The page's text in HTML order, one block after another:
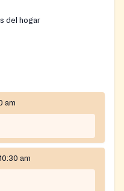
del hogar
am
am